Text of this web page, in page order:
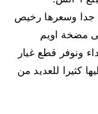
جدا وسعرها رخيص
مضخة اويم
ونوفر قطع غيار
كثيرا للعديد من